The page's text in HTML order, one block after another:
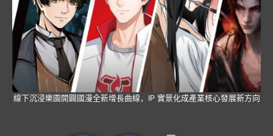
線下沉浸樂園開闢國漫全新增長曲線，IP 實景化成產業核心發展新方向